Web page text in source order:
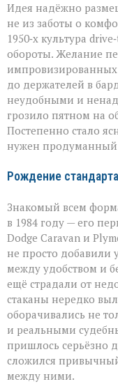
Идея надёжно
не из заботы о
1950‑х культура
обороты. Желание
до держателей в
неудобными и
грозило пятном на
Постепенно стало
нужен продуманный
Рождение стандарта
Знакомый всем
в 1984 году — его
Dodge Caravan и
не просто добавили
между удобством и
ещё страдали от
стаканы нередко
оборачивались не
и реальными
пришлось серьёзно
сложился
между ними.